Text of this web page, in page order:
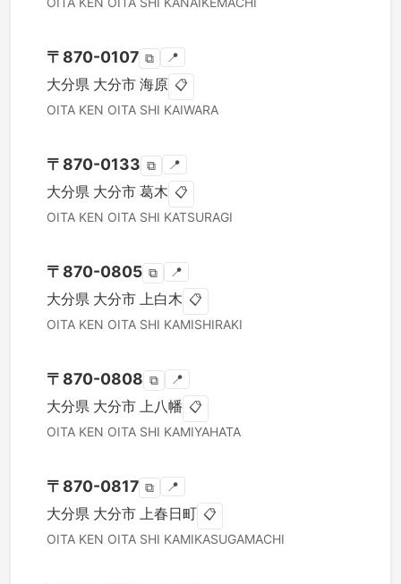
〒 870-0107 ⧉ 📍
大分県 大分市 海原 📋
OITA KEN OITA SHI KAIWARA
〒 870-0133 ⧉ 📍
大分県 大分市 葛木 📋
OITA KEN OITA SHI KATSURAGI
〒 870-0805 ⧉ 📍
大分県 大分市 上白木 📋
OITA KEN OITA SHI KAMISHIRAKI
〒 870-0808 ⧉ 📍
大分県 大分市 上八幡 📋
OITA KEN OITA SHI KAMIYAHATA
〒 870-0817 ⧉ 📍
大分県 大分市 上春日町 📋
OITA KEN OITA SHI KAMIKASUGAMACHI